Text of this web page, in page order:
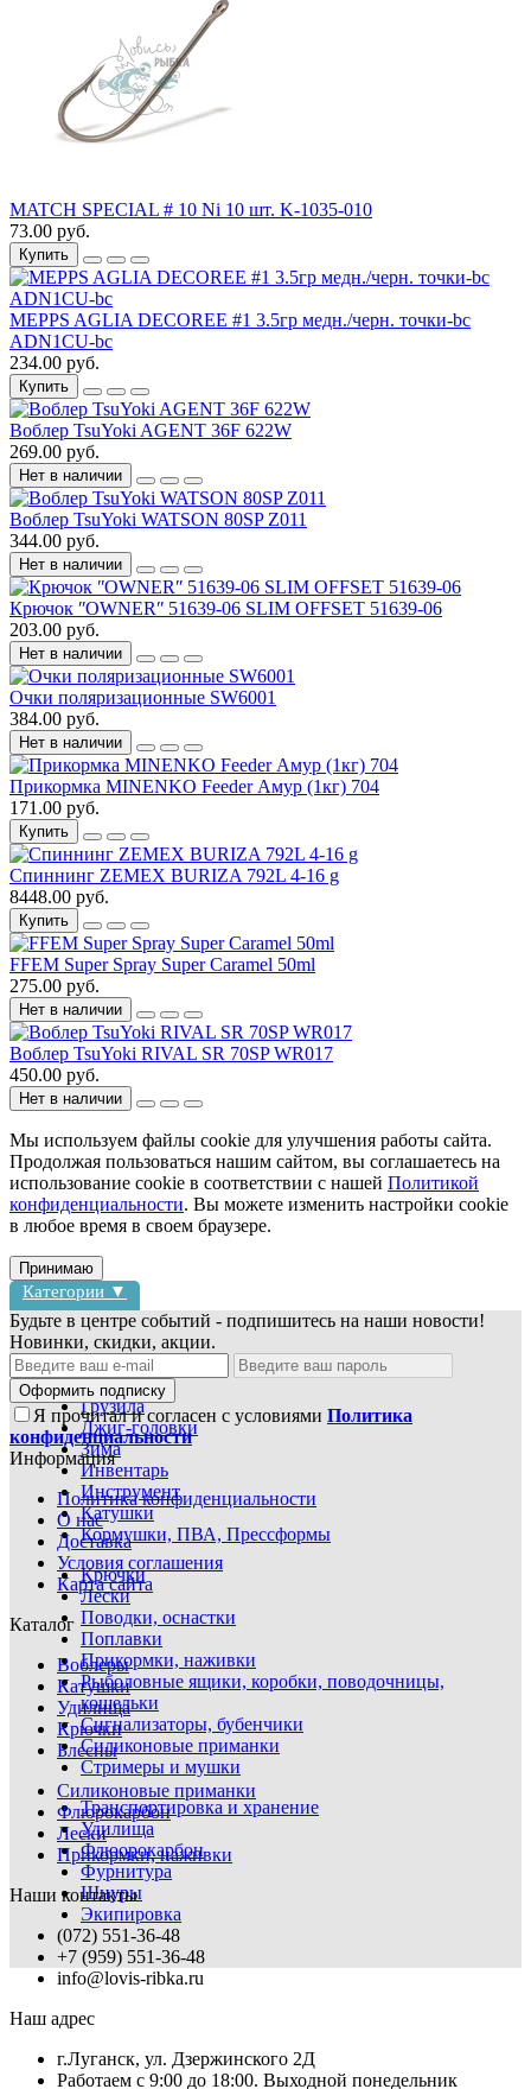
MATCH SPECIAL # 10 Ni 10 шт. K-1035-010
73.00 руб.
Купить
MEPPS AGLIA DECOREE #1 3.5гр медн./черн. точки-bc
ADN1CU-bc
234.00 руб.
Купить
Воблер TsuYoki AGENT 36F 622W
269.00 руб.
Нет в наличии
Воблер TsuYoki WATSON 80SP Z011
344.00 руб.
Нет в наличии
Крючок ʺOWNERʺ 51639-06 SLIM OFFSET 51639-06
203.00 руб.
Нет в наличии
Очки поляризационные SW6001
384.00 руб.
Нет в наличии
Прикормка MINENKO Feeder Амур (1кг) 704
171.00 руб.
Купить
Спиннинг ZEMEX BURIZA 792L 4-16 g
8448.00 руб.
Купить
FFEM Super Spray Super Caramel 50ml
275.00 руб.
Нет в наличии
Воблер TsuYoki RIVAL SR 70SP WR017
450.00 руб.
Нет в наличии
Мы используем файлы cookie для улучшения работы сайта.
Продолжая пользоваться нашим сайтом, вы соглашаетесь на
использование cookie в соответствии с нашей Политикой
конфиденциальности. Вы можете изменить настройки cookie
в любое время в своем браузере.
Принимаю
Категории ▼
Блесны
Воблеры
Грузила
Джиг-головки
Зима
Инвентарь
Инструмент
Катушки
Кормушки, ПВА, Прессформы
Крючки
Лески
Поводки, оснастки
Поплавки
Прикормки, наживки
Рыболовные ящики, коробки, поводочницы,
кошельки
Сигнализаторы, бубенчики
Силиконовые приманки
Стримеры и мушки
Транспортировка и хранение
Удилища
Флюорокарбон
Фурнитура
Шнуры
Экипировка
Будьте в центре событий - подпишитесь на наши новости!
Новинки, скидки, акции.
Оформить подписку
Я прочитал и согласен с условиями Политика
конфиденциальности
Информация
Политика конфиденциальности
О нас
Доставка
Условия соглашения
Карта сайта
Каталог
Воблеры
Катушки
Удилища
Крючки
Блесны
Силиконовые приманки
Флюрокарбон
Лески
Прикормки, наживки
Наши контакты
(072) 551-36-48
+7 (959) 551-36-48
info@lovis-ribka.ru
Наш адрес
г.Луганск, ул. Дзержинского 2Д
Работаем с 9:00 до 18:00. Выходной понедельник